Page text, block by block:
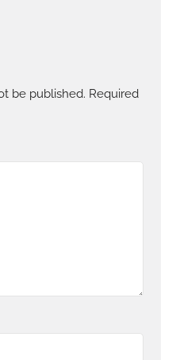
be published. Required